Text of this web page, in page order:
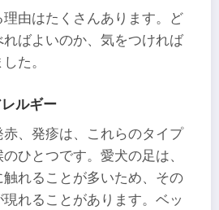
由はたくさんあります。ど
ばよいのか、気をつければ
た。
ルギー
、発疹は、これらのタイプ
ひとつです。愛犬の足は、
れることが多いため、その
れることがあります。ベッ